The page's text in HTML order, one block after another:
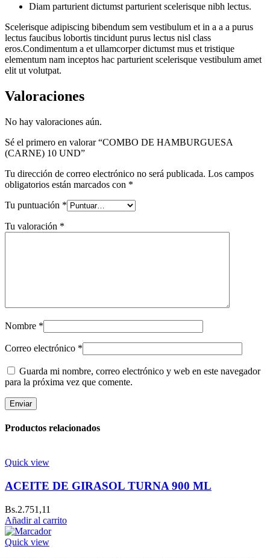
Diam parturient dictumst parturient scelerisque nibh lectus.
Scelerisque adipiscing bibendum sem vestibulum et in a a a purus
lectus faucibus lobortis tincidunt purus lectus nisl class
eros.Condimentum a et ullamcorper dictumst mus et tristique
elementum nam inceptos hac parturient scelerisque vestibulum amet
elit ut volutpat.
Valoraciones
No hay valoraciones aún.
Sé el primero en valorar “COMBO DE HAMBURGUESA
(CARNE) 10 UND”
Tu dirección de correo electrónico no será publicada. Los campos
obligatorios están marcados con *
Tu puntuación *
Tu valoración *
Nombre *
Correo electrónico *
Guarda mi nombre, correo electrónico y web en este navegador
para la próxima vez que comente.
Productos relacionados
Quick view
ACEITE DE GIRASOL TURNA 900 ML
Bs.2.751,11
Añadir al carrito
Quick view